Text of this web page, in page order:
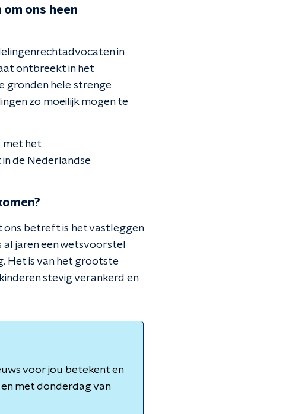
ons heen
in
ontbreekt in het
gronden hele strenge
zo moeilijk mogen te
met het
de Nederlandse
ons betreft is het vastleggen
jaren een wetsvoorstel
Het is van het grootste
stevig verankerd en
voor jou betekent en
met donderdag van